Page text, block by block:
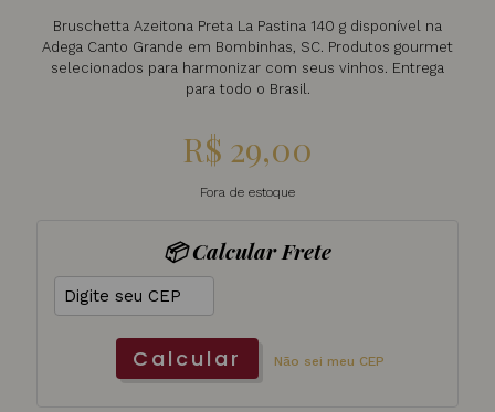
Bruschetta Azeitona Preta La Pastina 140 g disponível na
Adega Canto Grande em Bombinhas, SC. Produtos gourmet
selecionados para harmonizar com seus vinhos. Entrega
para todo o Brasil.
R$ 29,00
Fora de estoque
📦 Calcular Frete
Calcular Não sei meu CEP